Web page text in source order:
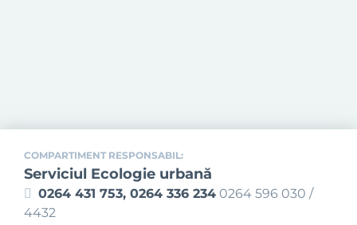
COMPARTIMENT RESPONSABIL:
Serviciul Ecologie urbană
0264 431 753, 0264 336 234 0264 596 030 /
4432